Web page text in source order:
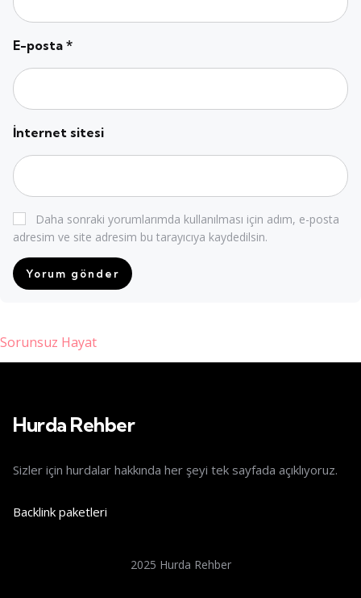
E-posta *
İnternet sitesi
Daha sonraki yorumlarımda kullanılması için adım, e-posta
adresim ve site adresim bu tarayıcıya kaydedilsin.
Sorunsuz Hayat
Hurda Rehber
Sizler için hurdalar hakkında her şeyi tek sayfada açıklıyoruz.
Backlink paketleri
2025 Hurda Rehber